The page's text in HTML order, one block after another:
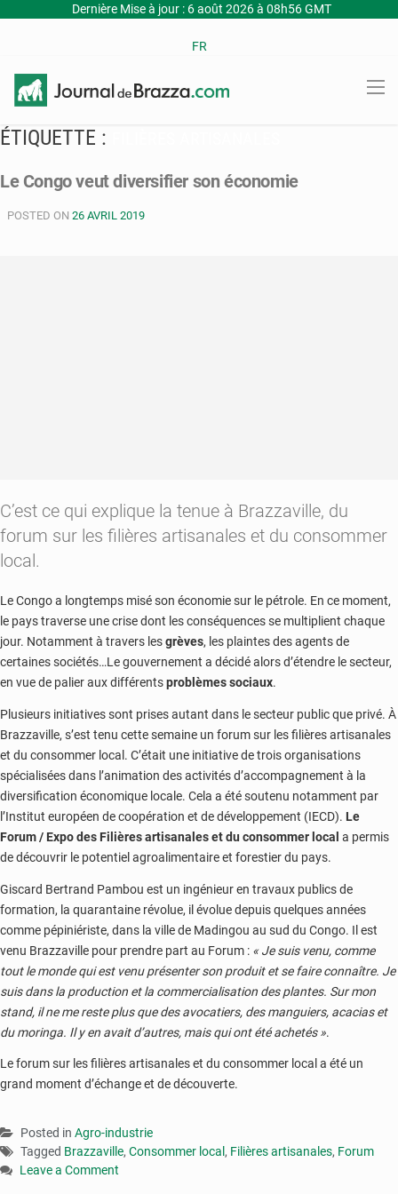
Dernière Mise à jour : 6 août 2026 à 08h56 GMT
FR
ÉTIQUETTE :
Le Congo veut diversifier son économie
POSTED ON 26 AVRIL 2019
C’est ce qui explique la tenue à Brazzaville, du
forum sur les filières artisanales et du consommer
local.
Le Congo a longtemps misé son économie sur le pétrole. En ce moment,
le pays traverse une crise dont les conséquences se multiplient chaque
jour. Notamment à travers lesgrèves, les plaintes des agents de
certaines sociétés…Le gouvernement a décidé alors d’étendre le secteur,
en vue de palier aux différentsproblèmes sociaux.
Plusieurs initiatives sont prises autant dans le secteur public que privé. À
Brazzaville, s’est tenu cette semaine un forum sur les filières artisanales
et du consommer local. C’était une initiative de trois organisations
spécialisées dans l’animation des activités d’accompagnement à la
diversification économique locale. Cela a été soutenu notamment par
l’Institut européen de coopération et de développement (IECD). Le
Forum / Expo des Filières artisanales et du consommer local a permis
de découvrir le potentiel agroalimentaire et forestier du pays.
Giscard Bertrand Pambou est un ingénieur en travaux publics de
formation, la quarantaine révolue, il évolue depuis quelques années
comme pépiniériste, dans la ville de Madingou au sud du Congo. Il est
venu Brazzaville pour prendre part au Forum : « Je suis venu, comme
tout le monde qui est venu présenter son produit et se faire connaître. Je
suis dans la production et la commercialisation des plantes. Sur mon
stand, il ne me reste plus que des avocatiers, des manguiers, acacias et
du moringa. Il y en avait d’autres, mais qui ont été achetés ».
Le forum sur les filières artisanales et du consommer local a été un
grand moment d’échange et de découverte.
Posted in Agro-industrie
Tagged Brazzaville, Consommer local , Filières artisanales, Forum
Leave a Comment